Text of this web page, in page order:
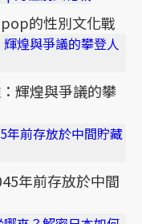
的性別文化戰
輝煌與爭議的攀
年前存放於中間